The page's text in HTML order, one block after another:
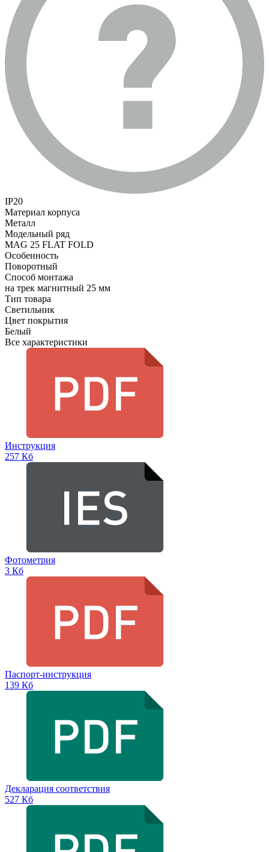
IP20
Материал корпуса
Металл
Модельный ряд
MAG 25 FLAT FOLD
Особенность
Поворотный
Способ монтажа
на трек магнитный 25 мм
Тип товара
Светильник
Цвет покрытия
Белый
Все характеристики
Инструкция
257 Кб
Фотометрия
3 Кб
Паспорт-инструкция
139 Кб
Декларация соответствия
527 Кб